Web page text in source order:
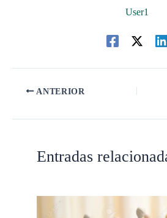
User1
ANTERIOR
Entradas